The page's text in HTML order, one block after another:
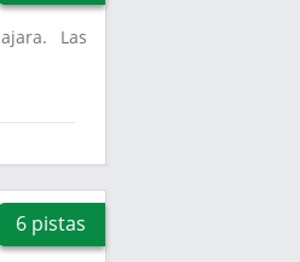
Las
6 pistas